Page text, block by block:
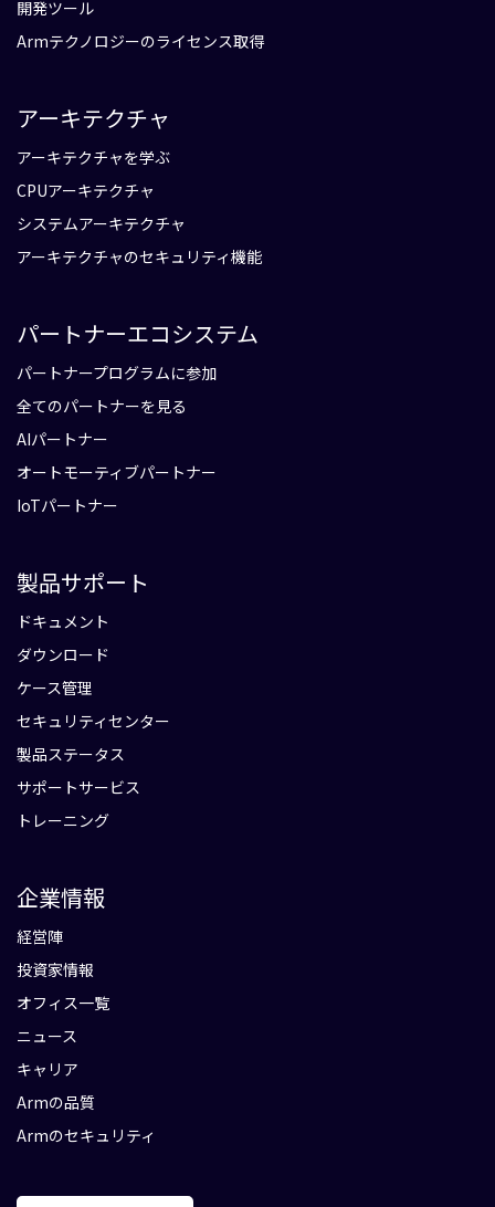
開発ツール
Armテクノロジーのライセンス取得
アーキテクチャ
アーキテクチャを学ぶ
CPUアーキテクチャ
システムアーキテクチャ
アーキテクチャのセキュリティ機能
パートナーエコシステム
パートナープログラムに参加
全てのパートナーを見る
AIパートナー
オートモーティブパートナー
IoTパートナー
製品サポート
ドキュメント
ダウンロード
ケース管理
セキュリティセンター
製品ステータス
サポートサービス
トレーニング
企業情報
経営陣
投資家情報
オフィス一覧
ニュース
キャリア
Armの品質
Armのセキュリティ